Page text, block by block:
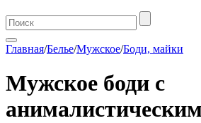
Главная/Белье/Мужское/Боди, майки
Мужское боди с